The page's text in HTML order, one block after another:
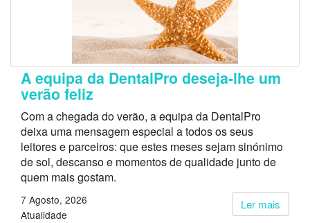
A equipa da DentalPro deseja-lhe um
verão feliz
Com a chegada do verão, a equipa da DentalPro
deixa uma mensagem especial a todos os seus
leitores e parceiros: que estes meses sejam sinónimo
de sol, descanso e momentos de qualidade junto de
quem mais gostam.
Ler mais
7 Agosto, 2026
Atualidade